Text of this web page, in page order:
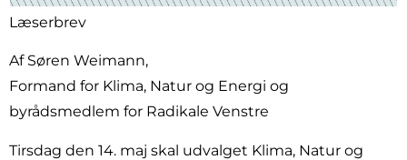
Læserbrev
Af Søren Weimann,
Formand for Klima, Natur og Energi og
byrådsmedlem for Radikale Venstre
Tirsdag den 14. maj skal udvalget Klima, Natur og